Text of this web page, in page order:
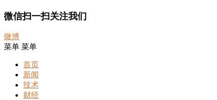
微信扫一扫关注我们
微博
菜单 菜单
首页
新闻
技术
财经